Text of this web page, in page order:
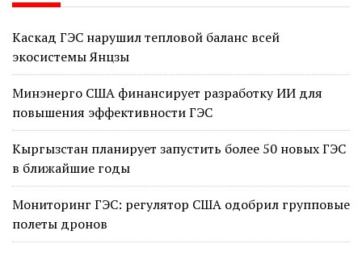
Каскад ГЭС нарушил тепловой баланс всей
экосистемы Янцзы
Минэнерго США финансирует разработку ИИ для
повышения эффективности ГЭС
Кыргызстан планирует запустить более 50 новых ГЭС
в ближайшие годы
Мониторинг ГЭС: регулятор США одобрил групповые
полеты дронов